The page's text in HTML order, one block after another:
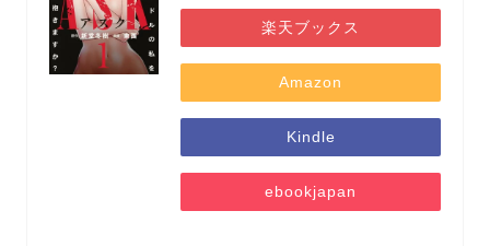
楽天ブックス
Amazon
Kindle
ebookjapan